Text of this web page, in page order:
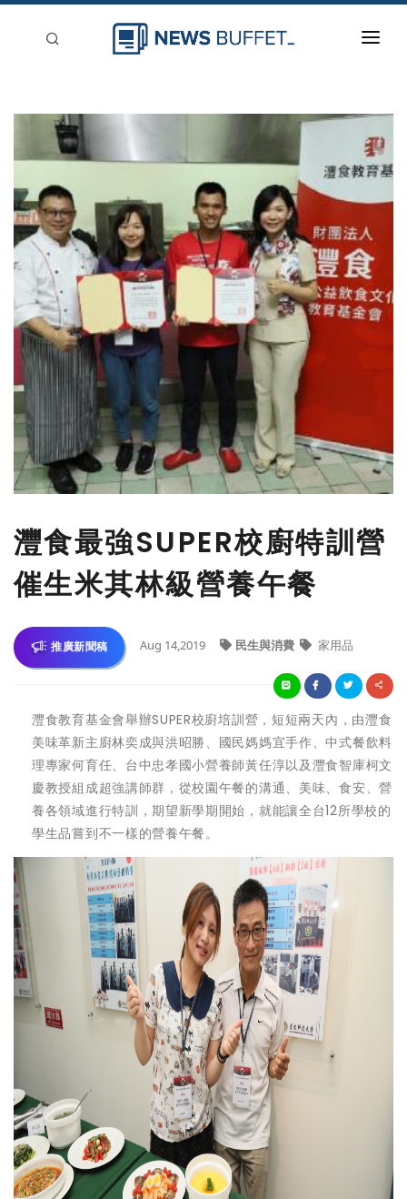
新聞稿分類
登入
刊登
灃食最強SUPER校廚特訓營
催生米其林級營養午餐
推廣新聞稿 Aug 14,2019 民生與消費 家用品
灃食教育基金會舉辦SUPER校廚培訓營，短短兩天內，由灃食
美味革新主廚林奕成與洪昭勝、國民媽媽宜手作、中式餐飲料
理專家何育任、台中忠孝國小營養師黃任淳以及灃食智庫柯文
慶教授組成超強講師群，從校園午餐的溝通、美味、食安、營
養各領域進行特訓，期望新學期開始，就能讓全台12所學校的
學生品嘗到不一樣的營養午餐。